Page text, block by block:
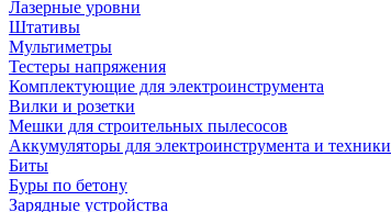
Лазерные уровни
Штативы
Мультиметры
Тестеры напряжения
Комплектующие для электроинструмента
Вилки и розетки
Мешки для строительных пылесосов
Аккумуляторы для электроинструмента и техники
Биты
Буры по бетону
Зарядные устройства